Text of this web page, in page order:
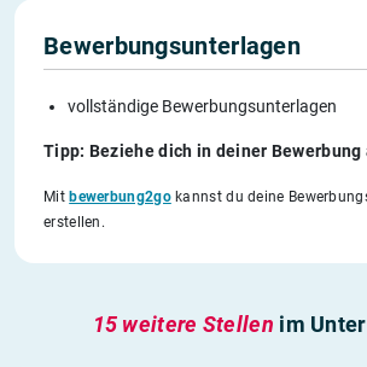
Bewerbungsunterlagen
vollständige Bewerbungsunterlagen
Tipp: Beziehe dich in deiner Bewerbung
Mit bewerbung2gokannst du deine
erstellen.
15 weitere Stellen im